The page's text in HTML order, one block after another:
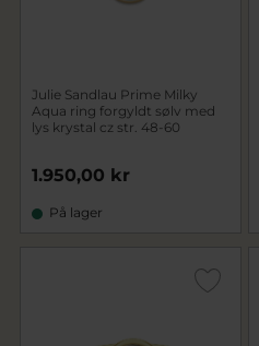
Julie Sandlau Prime Milky
Aqua ring forgyldt sølv med
lys krystal cz str. 48-60
1.950,00 kr
På lager